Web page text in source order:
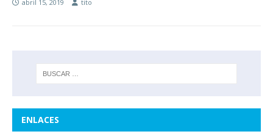
abril 15, 2019 tito
ENLACES